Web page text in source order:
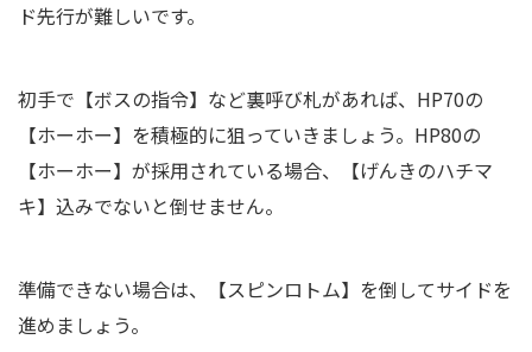
ド先行が難しいです。
初手で【ボスの指令】など裏呼び札があれば、HP70の
【ホーホー】を積極的に狙っていきましょう。HP80の
【ホーホー】が採用されている場合、【げんきのハチマ
キ】込みでないと倒せません。
準備できない場合は、【スピンロトム】を倒してサイドを
進めましょう。